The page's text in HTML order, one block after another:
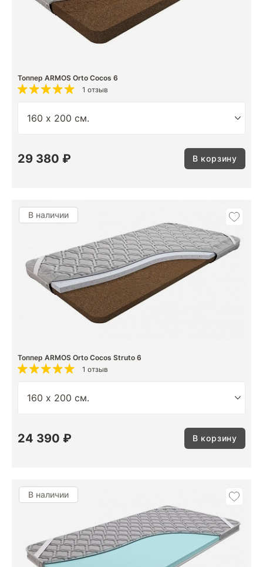
Топпер ARMOS Orto Cocos 6
1 отзыв
29 380 ₽ В корзину
В наличии
Топпер ARMOS Orto Cocos Struto 6
1 отзыв
24 390 ₽ В корзину
В наличии